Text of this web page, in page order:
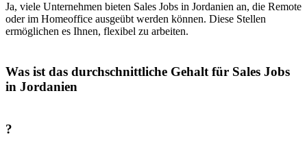
Ja, viele Unternehmen bieten Sales Jobs in Jordanien an, die Remote
oder im Homeoffice ausgeübt werden können. Diese Stellen
ermöglichen es Ihnen, flexibel zu arbeiten.
Was ist das durchschnittliche Gehalt für Sales Jobs
in Jordanien
?